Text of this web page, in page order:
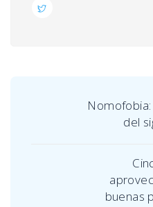
del
buenas